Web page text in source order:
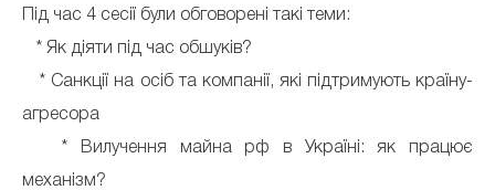
Під час 4 сесії були обговорені такі теми:
* Як діяти під час обшуків?
* Санкції на осіб та компанії, які підтримують країну-
агресора
* Вилучення майна рф в Україні: як працює
механізм?